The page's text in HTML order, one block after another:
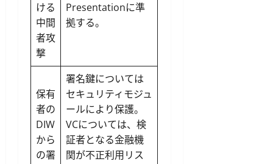
ける
中間
者攻
撃
Presentationに準
拠する。
保有
者の
DIW
から
の署
署名鍵については
セキュリティモジュ
ールにより保護。
VCについては、検
証者となる金融機
関が不正利用リス